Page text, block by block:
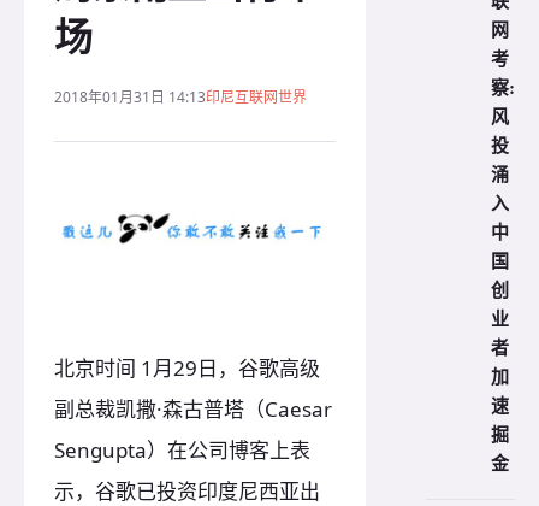
场
2018年01月31日 14:13印尼互联网世界
北京时间 1月29日，谷歌高级
副总裁凯撒·森古普塔（Caesar
Sengupta）在公司博客上表
示，谷歌已投资印度尼西亚出
网
考
察:
风
投
涌
入
中
国
创
业
者
加
速
掘
金